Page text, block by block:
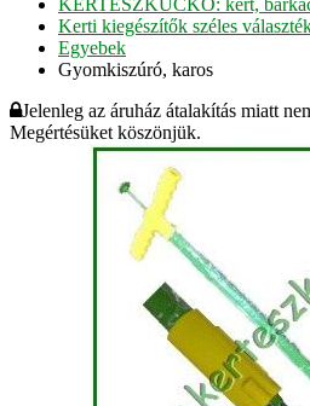
Kerti kiegészítők széles
Egyebek
Gyomkiszúró, karos
Jelenleg az áruház átalakítás miatt
Megértésüket köszönjük.